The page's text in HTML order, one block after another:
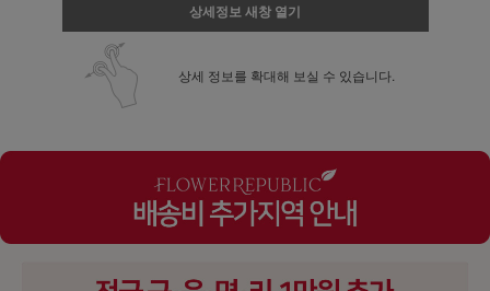
상세정보 새창 열기
상세 정보를 확대해 보실 수 있습니다.